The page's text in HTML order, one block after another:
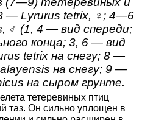
— Lyrurus tetrix, ♀; 4—6
♂ (1, 4 — вид спереди;
конца; 3, 6 — вид
tetrix на снегу; 8 —
на снегу; 9 —
на сыром грунте.
тетеревиных птиц
таз. Он сильно уплощен в